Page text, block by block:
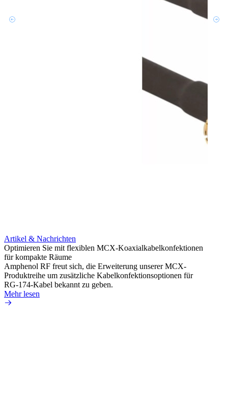
Artikel & Nachrichten
Optimieren Sie mit flexiblen MCX-Koaxialkabelkonfektionen
für kompakte Räume
Amphenol RF freut sich, die Erweiterung unserer MCX-
Produktreihe um zusätzliche Kabelkonfektionsoptionen für
RG-174-Kabel bekannt zu geben.
Mehr lesen